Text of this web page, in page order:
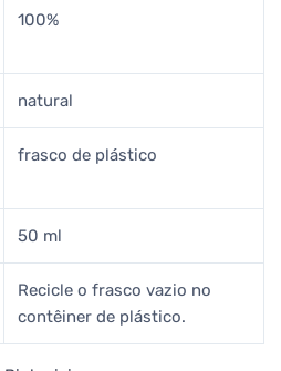
100%
natural
frasco de plástico
50 ml
Recicle o frasco vazio no
contêiner de plástico.